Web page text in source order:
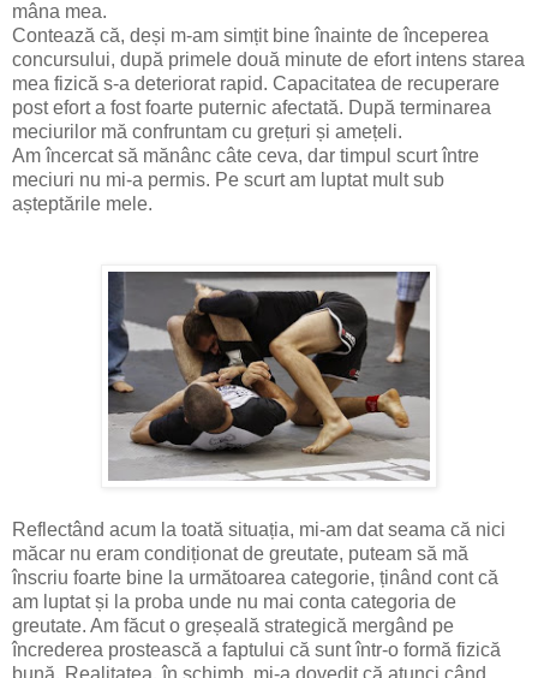
mâna mea.
Contează că, deși m-am simțit bine înainte de începerea
concursului, după primele două minute de efort intens starea
mea fizică s-a deteriorat rapid. Capacitatea de recuperare
post efort a fost foarte puternic afectată. După terminarea
meciurilor mă confruntam cu grețuri și amețeli.
Am încercat să mănânc câte ceva, dar timpul scurt între
meciuri nu mi-a permis. Pe scurt am luptat mult sub
așteptările mele.
Reflectând acum la toată situația, mi-am dat seama că nici
măcar nu eram condiționat de greutate, puteam să mă
înscriu foarte bine la următoarea categorie, ținând cont că
am luptat și la proba unde nu mai conta categoria de
greutate. Am făcut o greșeală strategică mergând pe
încrederea prostească a faptului că sunt într-o formă fizică